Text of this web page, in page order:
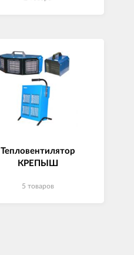
Тепловентилятор
КРЕПЫШ
5 товаров